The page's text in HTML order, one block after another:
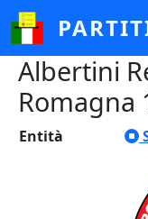
Salta al contenuto
Albertini
Romagna
Entità